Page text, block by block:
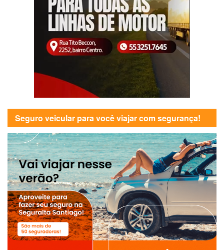
Seguro veicular para você viajar com segurança!